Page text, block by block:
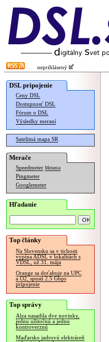
neprihlásený
DSL pripojenie
Ceny DSL
Dostupnosť DSL
Fórum o DSL
Výsledky meraní
Satelitná mapa SR
Merače
Speedmeter Merania
Pingmeter
Googlemeter
Hľadanie
Top články
Na Slovensku sa v tichosti
vypína ADSL v lokalitách s
VDSL, už 31. mája
Orange sa doťahuje na UPC
a O2, spustí 2.5 Gbps
pripojenie
Top správy
Alza nasadila dve novinky,
jednu užitočnú a jednu
kontroverznú
Maďarsko jadrovú elektráreň